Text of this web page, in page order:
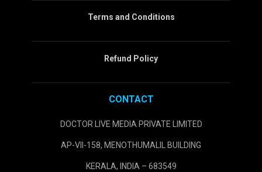
Terms and Conditions
Refund Policy
CONTACT
DOCTOR LIVE MEDIA PRIVATE LIMITED
AP-VII-158, MENOTHUMALIL BUILDING
KERALA, INDIA – 683549